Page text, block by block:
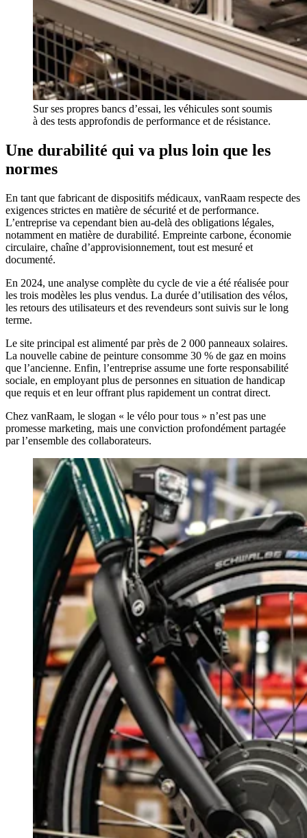
Sur ses propres bancs d’essai, les véhicules sont soumis
à des tests approfondis de performance et de résistance.
Une durabilité qui va plus loin que les
normes
En tant que fabricant de dispositifs médicaux, vanRaam respecte des
exigences strictes en matière de sécurité et de performance.
L’entreprise va cependant bien au-delà des obligations légales,
notamment en matière de durabilité. Empreinte carbone, économie
circulaire, chaîne d’approvisionnement, tout est mesuré et
documenté.
En 2024, une analyse complète du cycle de vie a été réalisée pour
les trois modèles les plus vendus. La durée d’utilisation des vélos,
les retours des utilisateurs et des revendeurs sont suivis sur le long
terme.
Le site principal est alimenté par près de 2 000 panneaux solaires.
La nouvelle cabine de peinture consomme 30 % de gaz en moins
que l’ancienne. Enfin, l’entreprise assume une forte responsabilité
sociale, en employant plus de personnes en situation de handicap
que requis et en leur offrant plus rapidement un contrat direct.
Chez vanRaam, le slogan « le vélo pour tous » n’est pas une
promesse marketing, mais une conviction profondément partagée
par l’ensemble des collaborateurs.